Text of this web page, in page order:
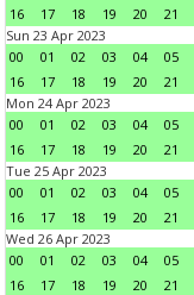
16
17 18 19 20 21
Sun 23 Apr 2023
00
01 02 03 04 05
16
17 18 19 20 21
Mon 24 Apr 2023
00
01 02 03 04 05
16
17 18 19 20 21
Tue 25 Apr 2023
00
01 02 03 04 05
16
17 18 19 20 21
Wed 26 Apr 2023
00
01 02 03 04 05
16
17 18 19 20 21